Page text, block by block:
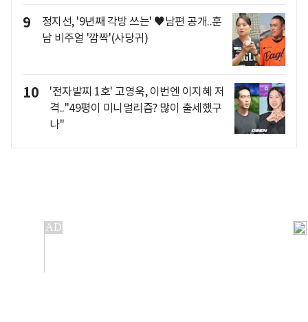
9
정지선, '9년째 각방 쓰는' ♥남편 공개..훈
남 비주얼 '깜짝'(사당귀)
10
'전자발찌 1호' 고영욱, 이번엔 이지혜 저
격.."49평이 미니멀리즘? 많이 출세했구
나"